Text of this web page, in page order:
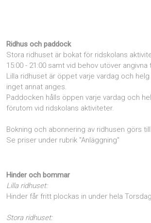
Ridhus och paddock
Stora ridhuset är bokat för ridskolans
15:00 - 21:00 samt vid behov utöver angivna
Lilla ridhuset är öppet varje vardag och
inget annat anges.
Paddocken hålls öppen varje vardag och
förutom vid ridskolans aktiviteter.
Bokning och abonnering av ridhusen görs till
Se priser under rubrik "Anläggning"
Hinder och bommar
Lilla ridhuset:
Hinder får fritt plockas in under hela
Stora ridhuset: